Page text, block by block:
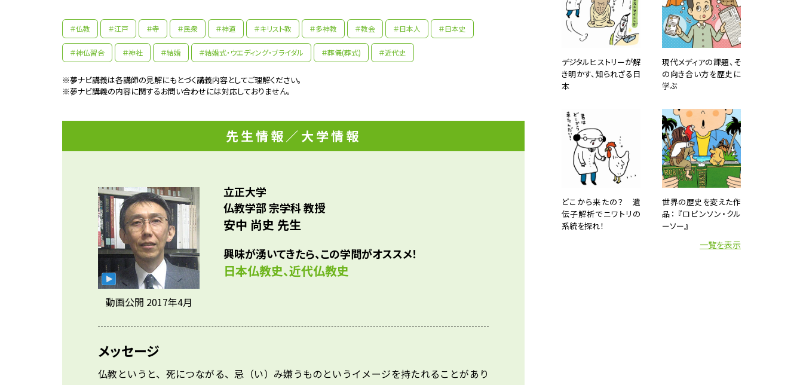
＃仏教 ＃江戸 ＃寺 ＃民衆 ＃神道 ＃キリスト教 ＃多神教 ＃教会 ＃日本人 ＃日本史
＃神仏習合 ＃神社 ＃結婚 ＃結婚式・ウエディング・ブライダル ＃葬儀(葬式) ＃近代史
※夢ナビ講義は各講師の見解にもとづく講義内容としてご理解ください。
※夢ナビ講義の内容に関するお問い合わせには対応しておりません。
先生情報 ／大学情報
動画公開 2017年4月
立正大学
仏教学部 宗学科 教授
安中 尚史 先生
興味が湧いてきたら、この学問がオススメ！
日本仏教史、近代仏教史
メッセージ
仏教というと、死につながる、忌（い）み嫌うものというイメージを持たれることがあり
先生の学問へのきっかけは？
さに生きた歴史、仏教史に囲まれて育ち歴史好きな少年でした。
小学生の頃に新聞づくりに目覚め、中学・高校時代を通して新聞部で活
動しました。その後、立正大学の仏教学部へ進み、そこで出会った恩師
「近代仏教」は30年ほど前まではあまり研究されていなかった分野で、
研究者も少なかったことから、常に道を切り開きながら進んできまし
た。
先輩たちはどんな仕事に携わっているの？
デジタルヒストリーが解
き明かす、知られざる日
本
現代メディアの課題、そ
の向き合い方を歴史に
学ぶ
どこから来たの？ 遺
伝子解析でニワトリの
系統を探れ！
世界の歴史を変えた作
品： 『ロビンソン・クル
ーソー』
一覧を表示